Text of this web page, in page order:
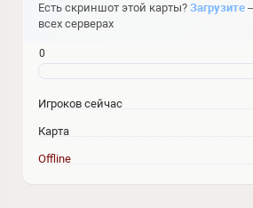
Есть скриншот этой карты? Загрузите
всех серверах
0
Игроков сейчас
Карта
Offline